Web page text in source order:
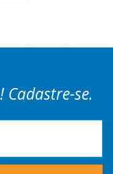
Cadastre-se.